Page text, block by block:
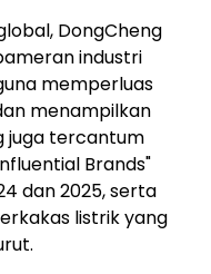
DongCheng
industri
memperluas
menampilkan
juga tercantum
Brands"
dan 2025, serta
listrik yang